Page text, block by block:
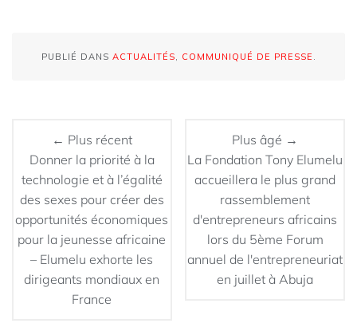
PUBLIÉ DANS ACTUALITÉS COMMUNIQUÉ DE PRESSE
← Plus récent
Donner la priorité à la
technologie et à l’égalité
des sexes pour créer des
opportunités économiques
pour la jeunesse africaine
– Elumelu exhorte les
dirigeants mondiaux en
France
Plus âgé →
La Fondation Tony Elumelu
accueillera le plus grand
rassemblement
d'entrepreneurs africains
lors du 5ème Forum
annuel de l'entrepreneuriat
en juillet à Abuja